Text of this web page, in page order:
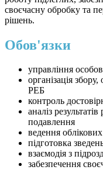
своєчасну обробку та
рішень.
Обов'язки
управління
організація
РЕБ
контроль
аналіз
подавлення
ведення
підготовка
взаємодія з
забезпечення